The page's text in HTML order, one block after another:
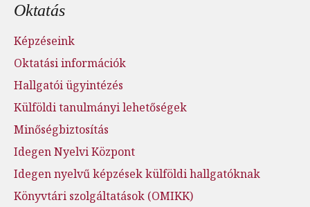
Oktatás
Képzéseink
Oktatási információk
Hallgatói ügyintézés
Külföldi tanulmányi lehetőségek
Minőségbiztosítás
Idegen Nyelvi Központ
Idegen nyelvű képzések külföldi hallgatóknak
Könyvtári szolgáltatások (OMIKK)